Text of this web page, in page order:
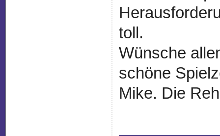
toll.
Wünsche
schöne
Mike. Die